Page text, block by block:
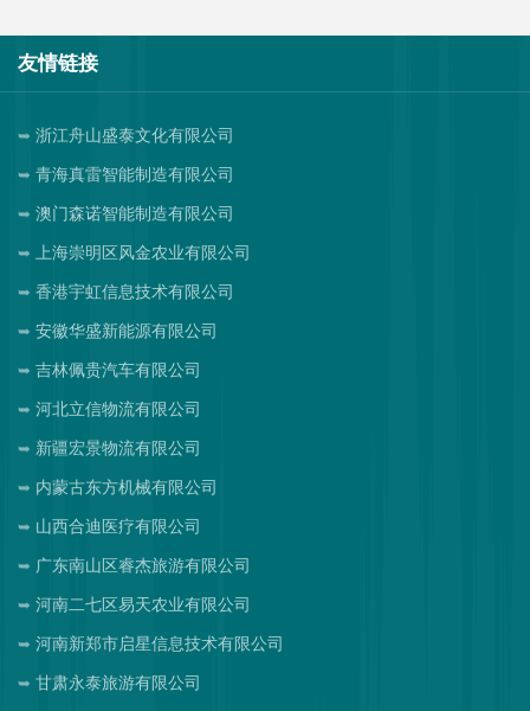
友情链接
浙江舟山盛泰文化有限公司
青海真雷智能制造有限公司
澳门森诺智能制造有限公司
上海崇明区风金农业有限公司
香港宇虹信息技术有限公司
安徽华盛新能源有限公司
吉林佩贵汽车有限公司
河北立信物流有限公司
新疆宏景物流有限公司
内蒙古东方机械有限公司
山西合迪医疗有限公司
广东南山区睿杰旅游有限公司
河南二七区易天农业有限公司
河南新郑市启星信息技术有限公司
甘肃永泰旅游有限公司